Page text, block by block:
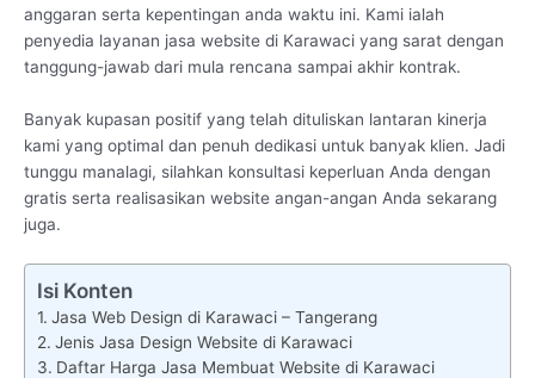
anggaran serta kepentingan anda waktu ini. Kami ialah
penyedia layanan jasa website di Karawaci yang sarat dengan
tanggung-jawab dari mula rencana sampai akhir kontrak.
Banyak kupasan positif yang telah dituliskan lantaran kinerja
kami yang optimal dan penuh dedikasi untuk banyak klien. Jadi
tunggu manalagi, silahkan konsultasi keperluan Anda dengan
gratis serta realisasikan website angan-angan Anda sekarang
juga.
Isi Konten
Jasa Web Design di Karawaci – Tangerang
Jenis Jasa Design Website di Karawaci
Daftar Harga Jasa Membuat Website di Karawaci